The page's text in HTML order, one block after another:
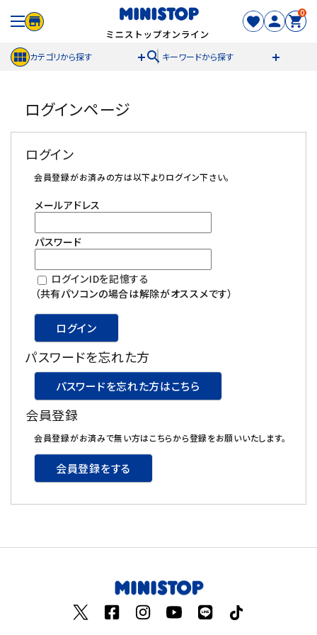
0
カテゴリから探す search キーワードから探す
meeting_room ログイン person 新規登録
セール商品
カテゴリから探す
冷凍食品
スイーツ
お菓子
酒類
日用品
ギフト
ログインページ
ログイン
会員登録がお済みの方は以下よりログイン下さい。
メールアドレス
パスワード
ログインIDを記憶する
（共有パソコンの場合は解除がオススメです）
ログイン
パスワードを忘れた方
パスワードを忘れた方はこちら
会員登録
会員登録がお済みで無い方はこちらから登録をお願いいたします。
会員登録をする